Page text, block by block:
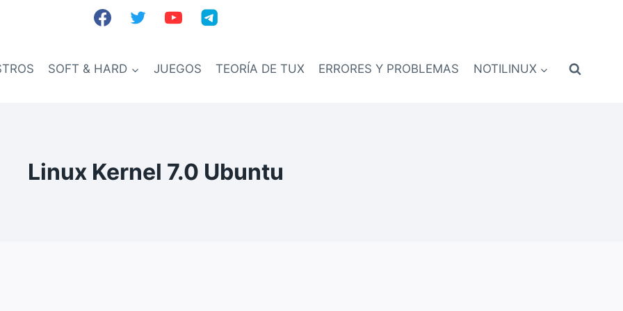
SOFT & HARD JUEGOS TEORÍA DE TUX ERRORES Y PROBLEMAS NOTILINUX
Linux Kernel 7.0 Ubuntu